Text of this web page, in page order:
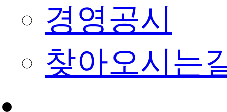
경영공시
찾아오시는